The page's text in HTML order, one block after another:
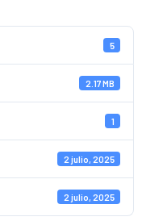
5
2.17 MB
1
2 julio, 2025
2 julio, 2025